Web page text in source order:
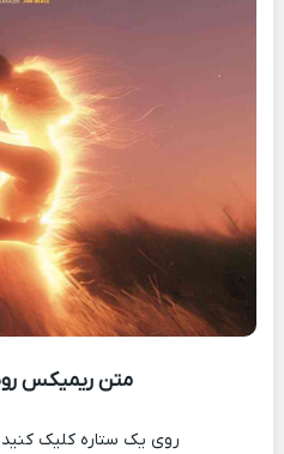
متن ریمیکس
روی یک ستاره کلیک کنید